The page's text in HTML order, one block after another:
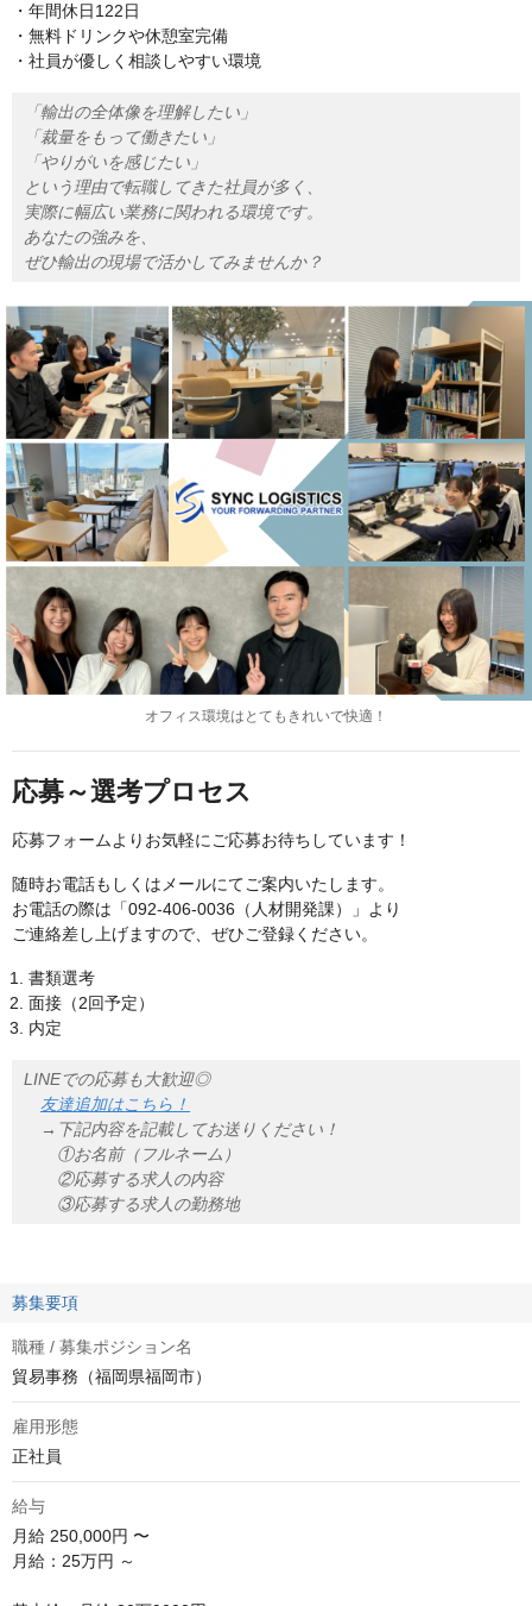
・年間休日122日
・無料ドリンクや休憩室完備
・社員が優しく相談しやすい環境
「輸出の全体像を理解したい」
「裁量をもって働きたい」
「やりがいを感じたい」
という理由で転職してきた社員が多く、
実際に幅広い業務に関われる環境です。
あなたの強みを、
ぜひ輸出の現場で活かしてみませんか？
オフィス環境はとてもきれいで快適！
応募～選考プロセス
応募フォームよりお気軽にご応募お待ちしています！
随時お電話もしくはメールにてご案内いたします。
お電話の際は「092‐406‐0036（人材開発課）」より
ご連絡差し上げますので、ぜひご登録ください。
書類選考
面接（2回予定）
内定
LINEでの応募も大歓迎◎
友達追加はこちら！
→下記内容を記載してお送りください！
①お名前（フルネーム）
②応募する求人の内容
③応募する求人の勤務地
募集要項
職種 / 募集ポジション名
貿易事務（福岡県福岡市）
雇用形態
正社員
給与
月給 250,000円 〜
月給：25万円 ～